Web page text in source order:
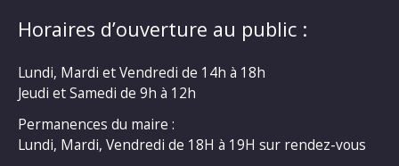
Horaires d’ouverture au public :
Lundi, Mardi et Vendredi de 14h à 18h
Jeudi et Samedi de 9h à 12h
Permanences du maire :
Lundi, Mardi, Vendredi de 18H à 19H sur rendez-vous